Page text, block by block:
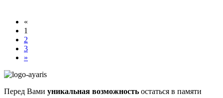
«
1
2
3
»
Перед Вами уникальная возможность остаться в памяти